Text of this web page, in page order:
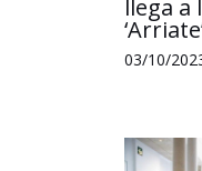
llega a
03/10/